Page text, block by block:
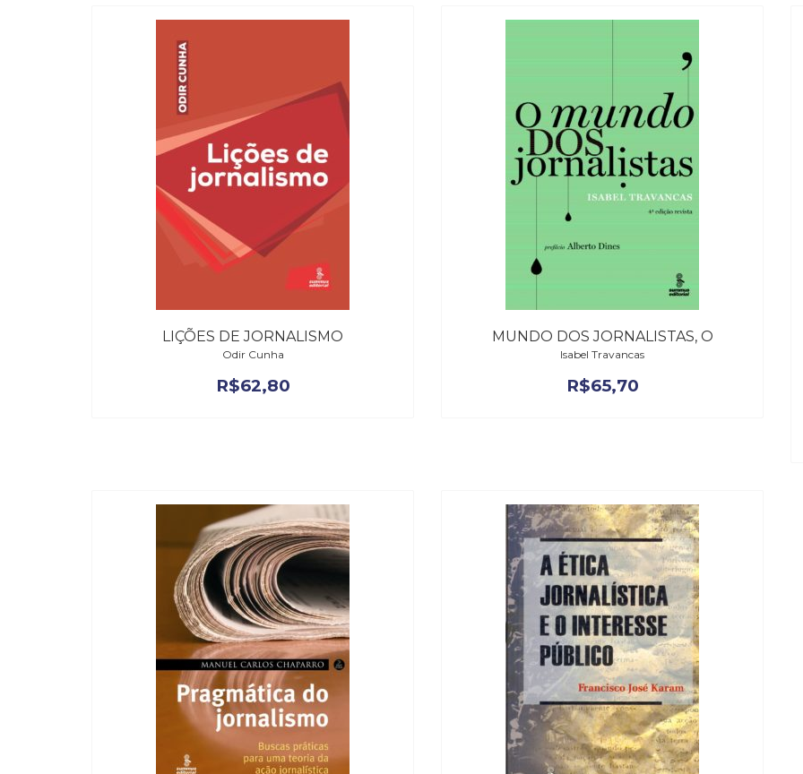
LIÇÕES DE JORNALISMO
Odir Cunha
R$62,80
MUNDO DOS JORNALISTAS, O
Isabel Travancas
R$65,70